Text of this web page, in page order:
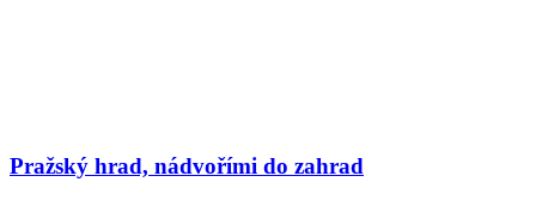
Pražský hrad, nádvořími do zahrad